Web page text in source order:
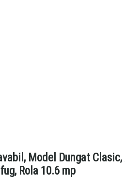
Model Dungat Clasic,
Rola 10.6 mp